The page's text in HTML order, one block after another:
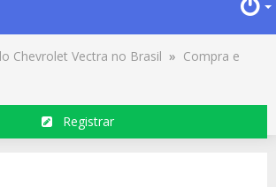
Chevrolet Vectra no Brasil » Compra e
Registrar